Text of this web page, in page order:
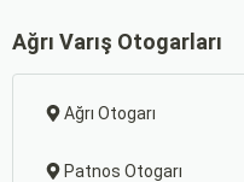
Ağrı Varış Otogarları
Ağrı Otogarı
Patnos Otogarı